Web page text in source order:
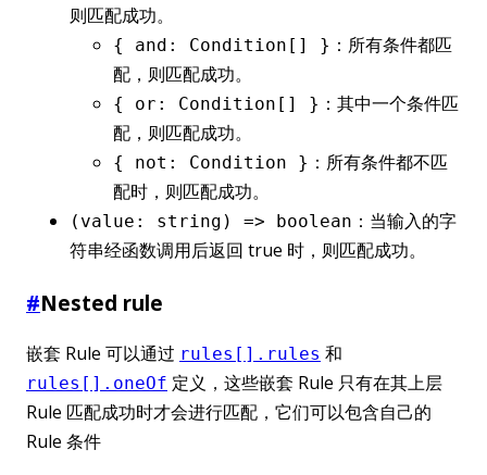
则匹配成功。
{ and: Condition[] } ：所有条件都匹
配，则匹配成功。
{ or: Condition[] } ：其中一个条件匹
配，则匹配成功。
{ not: Condition } ：所有条件都不匹
配时，则匹配成功。
(value: string) => boolean ：当输入的字
符串经函数调用后返回 true 时，则匹配成功。
#Nested rule
嵌套 Rule 可以通过 rules[].rules 和
rules[].oneOf 定义，这些嵌套 Rule 只有在其上层
Rule 匹配成功时才会进行匹配，它们可以包含自己的
Rule 条件